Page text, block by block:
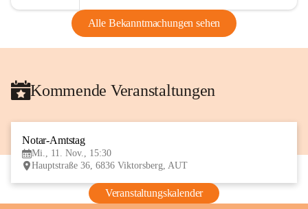
Alle Bekanntmachungen sehen
Kommende Veranstaltungen
Notar-Amtstag
Mi., 11. Nov., 15:30
Hauptstraße 36, 6836 Viktorsberg, AUT
Veranstaltungskalender